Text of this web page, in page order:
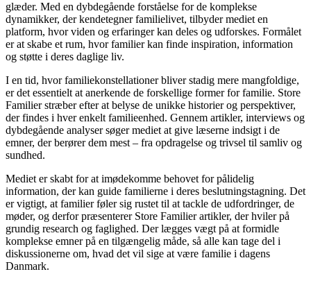
glæder. Med en dybdegående forståelse for de komplekse
dynamikker, der kendetegner familielivet, tilbyder mediet en
platform, hvor viden og erfaringer kan deles og udforskes. Formålet
er at skabe et rum, hvor familier kan finde inspiration, information
og støtte i deres daglige liv.
I en tid, hvor familiekonstellationer bliver stadig mere mangfoldige,
er det essentielt at anerkende de forskellige former for familie. Store
Familier stræber efter at belyse de unikke historier og perspektiver,
der findes i hver enkelt familieenhed. Gennem artikler, interviews og
dybdegående analyser søger mediet at give læserne indsigt i de
emner, der berører dem mest – fra opdragelse og trivsel til samliv og
sundhed.
Mediet er skabt for at imødekomme behovet for pålidelig
information, der kan guide familierne i deres beslutningstagning. Det
er vigtigt, at familier føler sig rustet til at tackle de udfordringer, de
møder, og derfor præsenterer Store Familier artikler, der hviler på
grundig research og faglighed. Der lægges vægt på at formidle
komplekse emner på en tilgængelig måde, så alle kan tage del i
diskussionerne om, hvad det vil sige at være familie i dagens
Danmark.